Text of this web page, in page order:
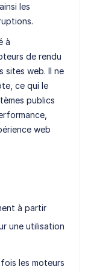
les
à
de rendu
sites web. Il ne
ce qui le
publics
web
à partir
une utilisation
les moteurs